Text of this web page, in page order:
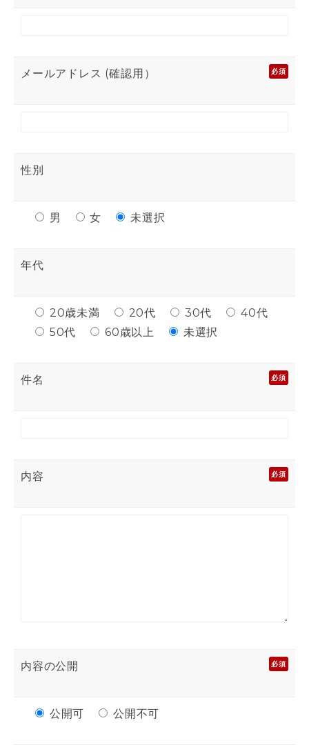
メールアドレス (確認用） 必須
性別
男 女 未選択
年代
20歳未満 20代 30代
40代
50代
60歳以上 未選択
件名 必須
内容 必須
内容の公開 必須
公開可 公開不可